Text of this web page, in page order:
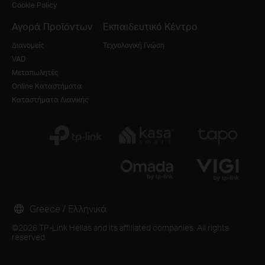
Cookie Policy
Αγορά Προϊόντων
Διανομείς
VAD
Μεταπωλητές
Online Καταστήματα
Καταστήματα Λιανικής
Εκπαιδευτικό Κέντρο
Τεχνολογική Γνώση
©2026 TP-Link Hellas and its affiliated companies. All rights
reserved.
Greece / Ελληνικά